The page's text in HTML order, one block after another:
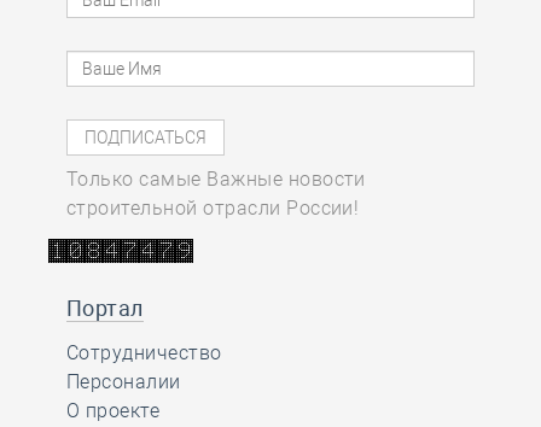
Только самые Важные новости
строительной отрасли России!
Портал
Сотрудничество
Персоналии
О проекте